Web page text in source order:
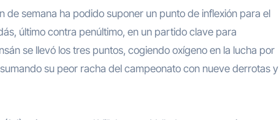
semana ha podido suponer un punto de inflexión para el
último contra penúltimo, en un partido clave para
se llevó los tres puntos, cogiendo oxígeno en la lucha por
su peor racha del campeonato con nueve derrotas y